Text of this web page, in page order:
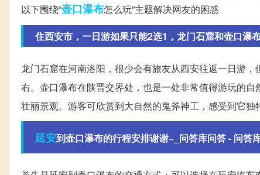
以下围绕“壶口瀑布怎么玩”主题解决网友的困惑
住西安市，一日游如果只能2选1，龙门石窟和壶口瀑
龙门石窟在河南洛阳，很少会有旅友从西安往返一日游
右。壶口瀑布在陕晋交界处，也是一处非常值得游玩的
壮丽景观。游客可欣赏到大自然的鬼斧神工，感受到它独
延安到壶口瀑布的行程安排谢谢~_问答库问答 - 问答